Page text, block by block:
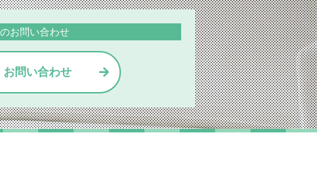
お問い合わせ
お問い合わせ